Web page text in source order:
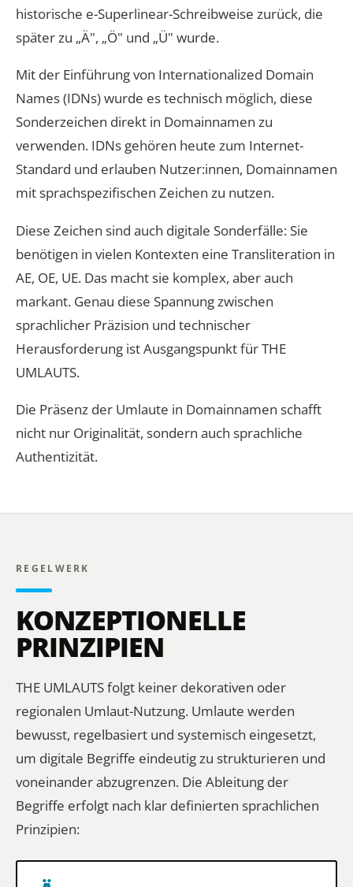
historische e-Superlinear-Schreibweise zurück, die
später zu „Ä", „Ö" und „Ü" wurde.
Mit der Einführung von Internationalized Domain
Names (IDNs) wurde es technisch möglich, diese
Sonderzeichen direkt in Domainnamen zu
verwenden. IDNs gehören heute zum Internet-
Standard und erlauben Nutzer:innen, Domainnamen
mit sprachspezifischen Zeichen zu nutzen.
Diese Zeichen sind auch digitale Sonderfälle: Sie
benötigen in vielen Kontexten eine Transliteration in
AE, OE, UE. Das macht sie komplex, aber auch
markant. Genau diese Spannung zwischen
sprachlicher Präzision und technischer
Herausforderung ist Ausgangspunkt für THE
UMLAUTS.
Die Präsenz der Umlaute in Domainnamen schafft
nicht nur Originalität, sondern auch sprachliche
Authentizität.
REGELWERK
KONZEPTIONELLE
PRINZIPIEN
THE UMLAUTS folgt keiner dekorativen oder
regionalen Umlaut-Nutzung. Umlaute werden
bewusst, regelbasiert und systemisch eingesetzt,
um digitale Begriffe eindeutig zu strukturieren und
voneinander abzugrenzen. Die Ableitung der
Begriffe erfolgt nach klar definierten sprachlichen
Prinzipien: